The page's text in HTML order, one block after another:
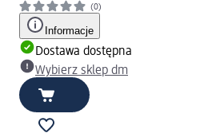
(0)
Informacje
Dostawa dostępna
Wybierz sklep dm